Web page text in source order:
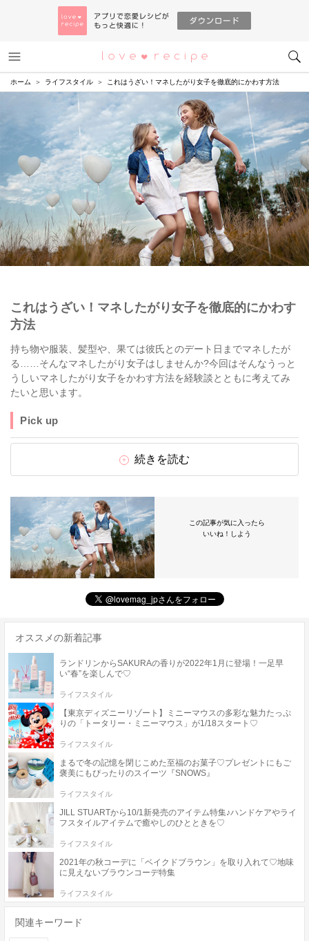
恋愛レシピ
ホーム ライフスタイル これはうざい！マネしたがり女子を徹底的にかわす方法
これはうざい！マネしたがり女子を徹底的にかわす
方法
持ち物や服装、髪型や、果ては彼氏とのデート日までマネしたが
る……そんなマネしたがり女子はしませんか?今回はそんなうっと
うしいマネしたがり女子をかわす方法を経験談とともに考えてみ
たいと思います。
Pick up
続きを読む
この記事が気に入ったら
いいね！しよう
オススメの新着記事
ランドリンからSAKURAの香りが2022年1月に登場！一足早
い“春”を楽しんで♡
ライフスタイル
【東京ディズニーリゾート】ミニーマウスの多彩な魅力たっぷ
りの「トータリー・ミニーマウス」が1/18スタート♡
ライフスタイル
まるで冬の記憶を閉じこめた至福のお菓子♡プレゼントにもご
褒美にもぴったりのスイーツ『SNOWS』
ライフスタイル
JILL STUARTから10/1新発売のアイテム特集♪ハンドケアやライ
フスタイルアイテムで癒やしのひとときを♡
ライフスタイル
2021年の秋コーデに「ベイクドブラウン」を取り入れて♡地味
に見えないブラウンコーデ特集
ライフスタイル
関連キーワード